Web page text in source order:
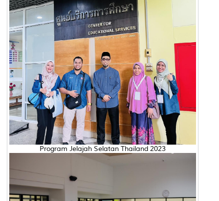
Program Jelajah Selatan Thailand 2023